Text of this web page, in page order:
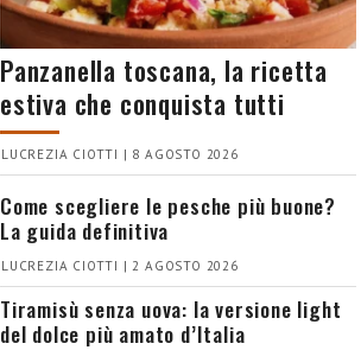
Panzanella toscana, la ricetta
estiva che conquista tutti
LUCREZIA CIOTTI | 8 AGOSTO 2026
Come scegliere le pesche più buone?
La guida definitiva
LUCREZIA CIOTTI | 2 AGOSTO 2026
Tiramisù senza uova: la versione light
del dolce più amato d’Italia